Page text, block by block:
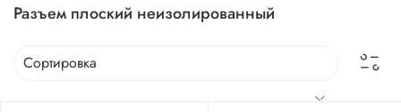
Разъем плоский неизолированный